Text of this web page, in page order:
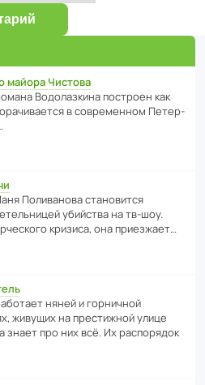
майора Чистова
Водо­ла­з­кина пост­роен как
в совре­менном Пете­р­
Поли­ва­нова стано­вится
убийства на тв-шоу.
кризиса, она приезжает…
няней и горни­чной
живущих на прес­ти­жной улице
знает про них всё. Их распо­рядок